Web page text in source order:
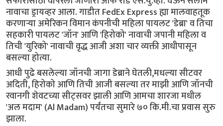
नावाचा ड्रायव्हर आला. गाडीत FedEx Express ह्या मालवाहतूक
करणाऱ्या अमेरिकन विमान कंपनीची महिला पायलट 'डेब्रा' व तिचा
सहकारी पायलट 'जॉन' आणि 'हिरोको' नावाची जपानी महिला व
तिची 'युरिको' नावाची वृद्ध आजी अशा चार व्यक्ती आधीपासून
बसल्या होत्या.
आधी पुढे बसलेल्या जॉनची जागा डेब्राने घेतली,मधल्या सीटवर
अदिती, हिरोको आणि तिची आजी बसल्या तर माझी आणि जॉनची
रवानगी शेवटच्या सीट्सवर झाली आणि आमचा शारजा मधील
'अल मदाम' (Al Madam) पर्यंतचा सुमारे ७० कि.मी.चा प्रवास सुरु
झाला.